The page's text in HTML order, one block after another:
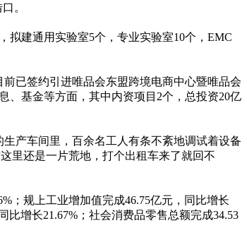
。
拟建通用实验室5个，专业实验室10个，EMC
已签约引进唯品会东盟跨境电商中心暨唯品会
、基金等方面，其中内资项目2个，总投资20亿
产车间里，百余名工人有条不紊地调试着设备
里还是一片荒地，打个出租车来了就回不
；规上工业增加值完成46.75亿元，同比增长
比增长21.67%；社会消费品零售总额完成34.53